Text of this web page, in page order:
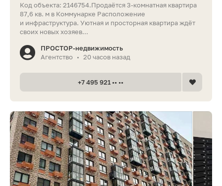
Код объекта: 2146754.Продаётся 3-комнатная квартира
87,6 кв. м в Коммунарке Расположение
и инфраструктура. Уютная и просторная квартира ждёт
своих новых хозяев...
ПРОСТОР-недвижимость
Агентство
• 20 часов назад
+7 495 921 •• ••